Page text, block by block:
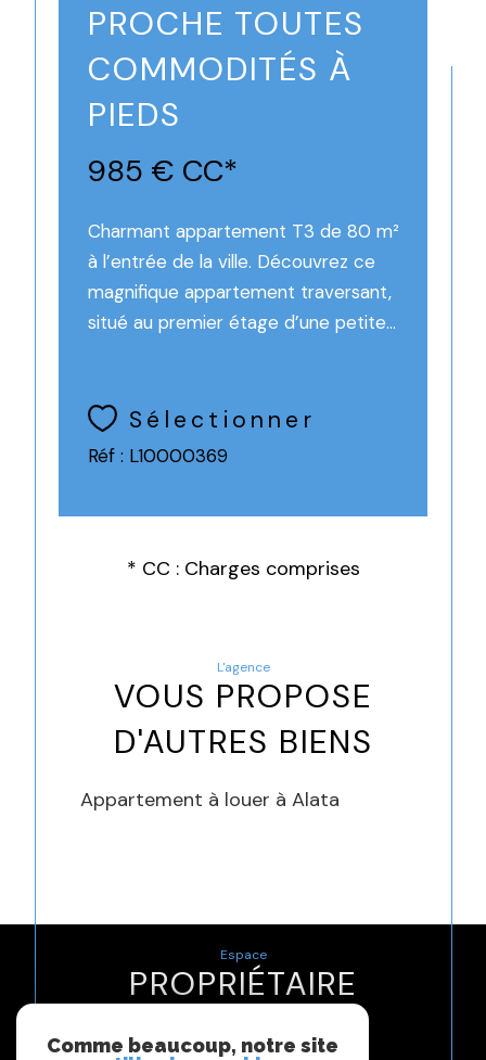
PROCHE TOUTES
COMMODITÉS À
PIEDS
985 € CC*
Charmant appartement T3 de 80 m²
à l’entrée de la ville. Découvrez ce
magnifique appartement traversant,
situé au premier étage d’une petite...
Sélectionner
Réf : L10000369
* CC : Charges comprises
L'agence
VOUS PROPOSE
D'AUTRES BIENS
Appartement à louer à Alata
Espace
PROPRIÉTAIRE
Se connecter
Comme beaucoup, notre site